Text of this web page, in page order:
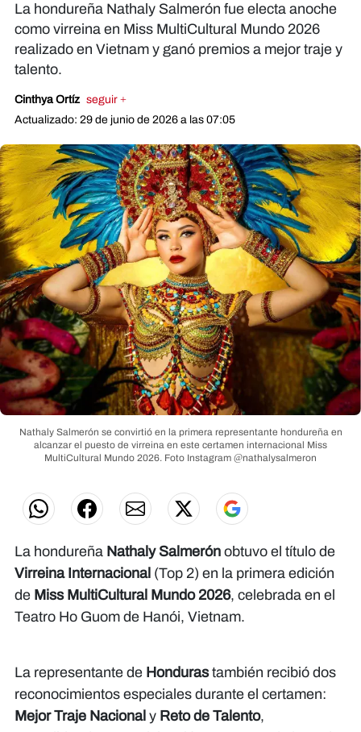
La hondureña Nathaly Salmerón fue electa anoche
como virreina en Miss MultiCultural Mundo 2026
realizado en Vietnam y ganó premios a mejor traje y
talento.
Cinthya Ortíz seguir +
Actualizado: 29 de junio de 2026 a las 07:05
Nathaly Salmerón se convirtió en la primera representante hondureña en
alcanzar el puesto de virreina en este certamen internacional Miss
MultiCultural Mundo 2026. Foto Instagram @nathalysalmeron
La hondureña Nathaly Salmerón obtuvo el título de
Virreina Internacional (Top 2) en la primera edición
de Miss MultiCultural Mundo 2026, celebrada en el
Teatro Ho Guom de Hanói, Vietnam.
La representante de Hondurastambién recibió dos
reconocimientos especiales durante el certamen:
Mejor Traje Nacional y Reto de Talento,